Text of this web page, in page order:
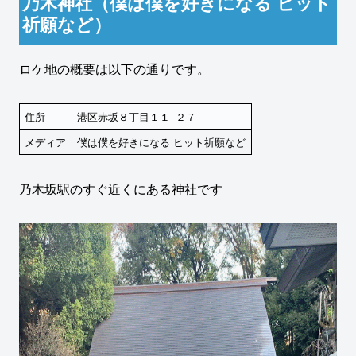
祈願など）
ロケ地の概要は以下の通りです。
住所
港区赤坂８丁目１１−２７
メディア
僕は僕を好きになる ヒット祈願など
乃木坂駅のすぐ近くにある神社です